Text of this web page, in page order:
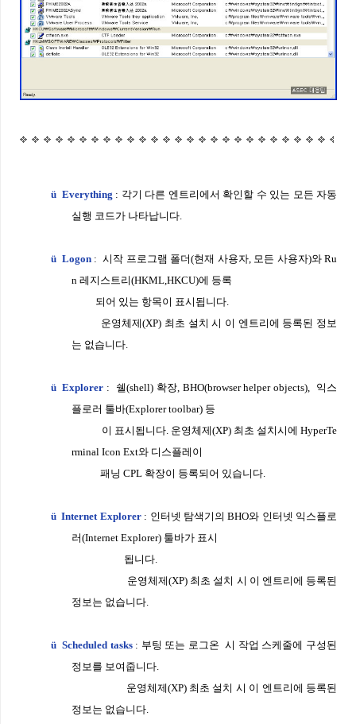
ü Everything : 각기 다른 엔트리에서 확인할 수 있는 모든 자동
실행 코드가 나타납니다.
ü Logon:시작 프로그램 폴더(현재 사용자, 모든 사용자)와Ru
n레지스트리(HKML,HKCU)에 등록
되어 있는 항목이 표시됩니다.
운영체제(XP) 최초 설치 시 이 엔트리에 등록된 정보
는 없습니다.
ü Explorer : 쉘(shell) 확장, BHO(browser helper objects), 익스
플로러 툴바(Explorertoolbar) 등
이 표시됩니다. 운영체제(XP) 최초 설치시에 HyperTe
rminal IconExt와 디스플레이
패닝 CPL 확장이 등록되어 있습니다.
ü Internet Explorer: 인터넷 탐색기의 BHO와 인터넷 익스플로
러(Internet Explorer) 툴바가 표시
됩니다.
운영체제(XP) 최초 설치 시 이 엔트리에 등록된
정보는 없습니다.
ü Scheduled tasks: 부팅 또는 로그온 시 작업 스케줄에 구성된
정보를 보여줍니다.
운영체제(XP) 최초 설치 시 이 엔트리에 등록된
정보는 없습니다.